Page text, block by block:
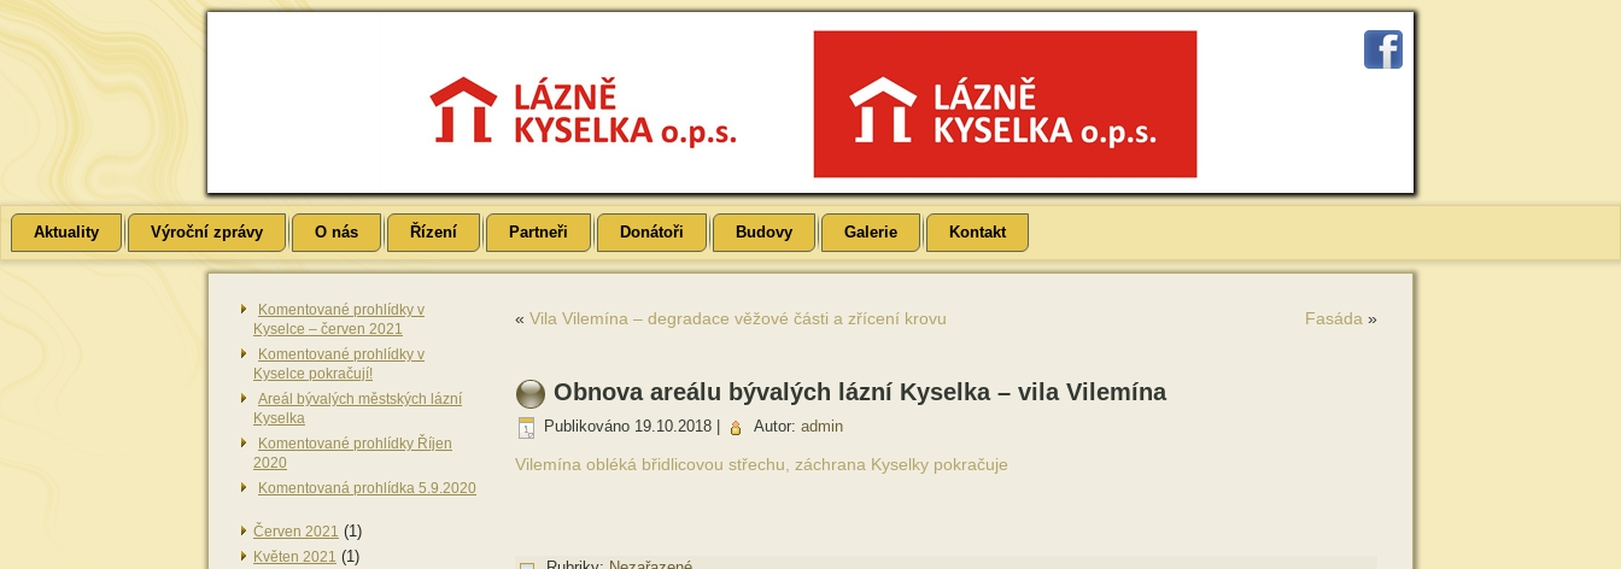
Aktuality Výroční zprávy O nás Řízení Partneři Donátoři Budovy Galerie Kontakt
Komentované prohlídky v
Kyselce – červen 2021
Komentované prohlídky v
Kyselce pokračují!
Areál bývalých městských lázní
Kyselka
Komentované prohlídky Říjen
2020
Komentovaná prohlídka 5.9.2020
Červen 2021 (1)
Květen 2021 (1)
« Vila Vilemína – degradace věžové části a zřícení krovu Fasáda »
Obnova areálu bývalých lázní Kyselka – vila Vilemína
Publikováno 19.10.2018 Autor: admin
Vilemína obléká břidlicovou střechu, záchrana Kyselky pokračuje